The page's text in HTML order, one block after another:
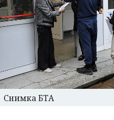
Снимка БТА